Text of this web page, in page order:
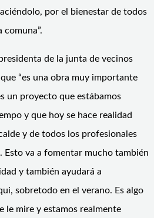
por el bienestar de todos
comuna”.
de la junta de vecinos
“es una obra muy importante
un proyecto que estábamos
y que hoy se hace realidad
y de todos los profesionales
Esto va a fomentar mucho también
y también ayudará a
sobretodo en el verano. Es algo
le mire y estamos realmente